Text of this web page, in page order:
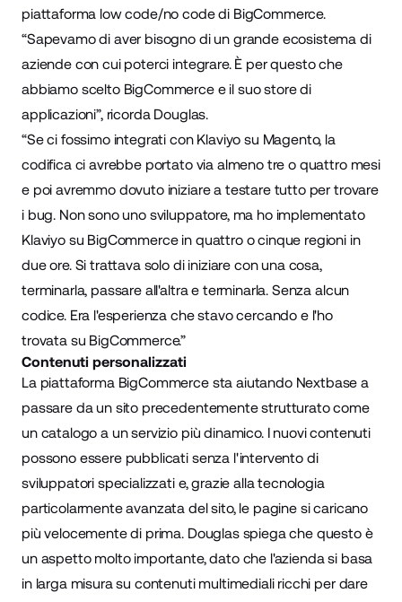
piattaforma low code/no code di BigCommerce.
“Sapevamo di aver bisogno di un grande ecosistema di
aziende con cui poterci integrare. È per questo che
abbiamo scelto BigCommerce e il suo store di
applicazioni”, ricorda Douglas.
“Se ci fossimo integrati con Klaviyo su Magento, la
codifica ci avrebbe portato via almeno tre o quattro mesi
e poi avremmo dovuto iniziare a testare tutto per trovare
i bug. Non sono uno sviluppatore, ma ho implementato
Klaviyo su BigCommerce in quattro o cinque regioni in
due ore. Si trattava solo di iniziare con una cosa,
terminarla, passare all'altra e terminarla. Senza alcun
codice. Era l'esperienza che stavo cercando e l'ho
trovata su BigCommerce.”
Contenuti personalizzati
La piattaforma BigCommerce sta aiutando Nextbase a
passare da un sito precedentemente strutturato come
un catalogo a un servizio più dinamico. I nuovi contenuti
possono essere pubblicati senza l'intervento di
sviluppatori specializzati e, grazie alla tecnologia
particolarmente avanzata del sito, le pagine si caricano
più velocemente di prima. Douglas spiega che questo è
un aspetto molto importante, dato che l'azienda si basa
in larga misura su contenuti multimediali ricchi per dare